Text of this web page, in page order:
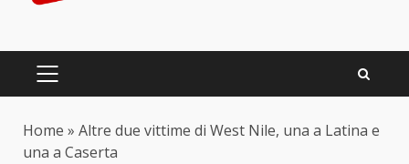
PRIMARY
Home » Altre due vittime di West Nile, una a Latina e
una a Caserta